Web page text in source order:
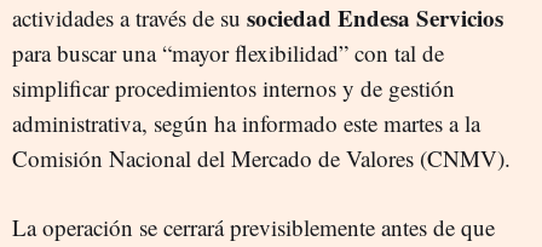
actividades a través de su sociedad Endesa Servicios
para buscar una “mayor flexibilidad” con tal de
simplificar procedimientos internos y de gestión
administrativa, según ha informado este martes a la
Comisión Nacional del Mercado de Valores (CNMV).
La operación se cerrará previsiblemente antes de que